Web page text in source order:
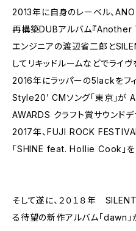
2013年に自身のレーベル、
再構築DUBアルバム『Another
エンジニアの渡辺省二郎と
してリキッドルームなどでライヴ
2016年にラッパーの5lackをフ
Style20’ CMソング「東京」が
AWARDS クラフト賞サウンドデ
2017年、FUJI ROCK
「SHINE feat. Hollie Cook」を
そして遂に、２０１８年
る待望の新作アルバム「dawn」